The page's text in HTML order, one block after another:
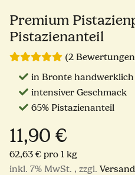
Premium
Pistazienanteil
(2
in Bronte
intensiver Geschmack
65% Pistazienanteil
11,90 €
62,63 € pro 1 kg
inkl. 7% MwSt. , zzgl. Versand